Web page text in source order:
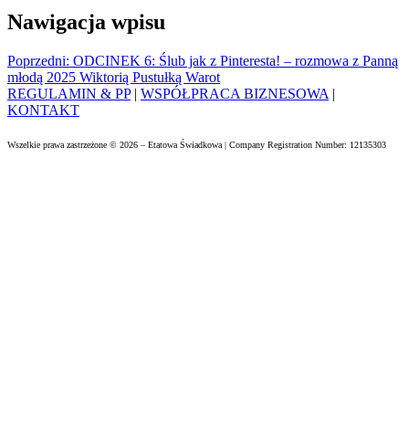
Nawigacja wpisu
Poprzedni: ODCINEK 6: Ślub jak z Pinteresta! – rozmowa z Panną
młodą 2025 Wiktorią Pustułką Warot
REGULAMIN & PP| WSPÓŁPRACA BIZNESOWA |
KONTAKT
Wszelkie prawa zastrzeżone © 2026 – Etatowa Świadkowa | Company Registration Number: 12135303